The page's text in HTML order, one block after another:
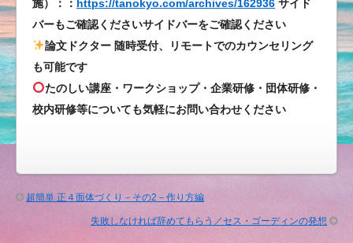
施）：： https://tanokyo.com/archives/162936 サイド
バーもご確認くださいサイドバーをご確認ください
論文ドクター 随時受付、リモートでのカウンセリング
も可能です
たのしい講座・ワークショップ・企業研修・団体研修・
校内研修等についても気軽にお問い合わせください
超簡単 正４面体づくり－その2－作り方編
失敗しなければ辞めてもらう／セス・ゴーディンの発想